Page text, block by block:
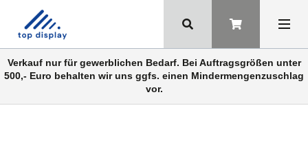
Verkauf nur für gewerblichen Bedarf. Bei Auftragsgrößen unter
500,- Euro behalten wir uns ggfs. einen Mindermengenzuschlag
vor.